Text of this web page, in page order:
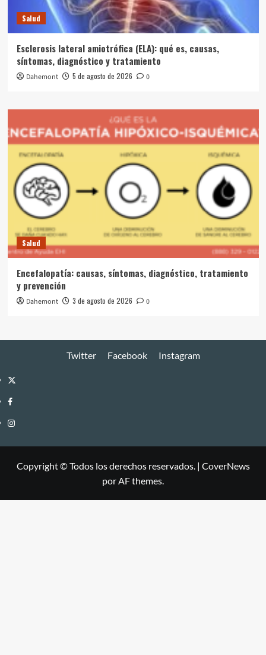
Salud
Esclerosis lateral amiotrófica (ELA): qué es, causas,
síntomas, diagnóstico y tratamiento
Dahemont 5 de agosto de 2026 0
Salud
Encefalopatía: causas, síntomas, diagnóstico, tratamiento
y prevención
Dahemont 3 de agosto de 2026 0
Twitter Facebook Instagram
Twitter
Facebook
Instagram
Copyright © Todos los derechos reservados. | CoverNews
por AF themes.